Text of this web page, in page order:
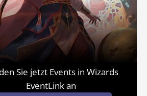
Sie jetzt Events in Wizards
EventLink an